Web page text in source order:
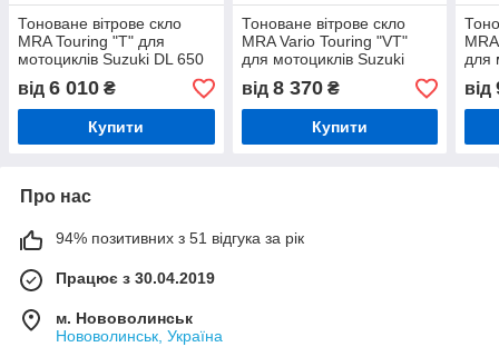
Тоноване вітрове скло
MRA Touring "T" для
мотоциклів Suzuki DL 650
V-Strom/ XT (11-16)
від 6 010 ₴
Купити
Тоноване вітрове скло
MRA Vario Touring "VT"
для мотоциклів Suzuki
GSX 650 F/ 1250 F (10-)
від 8 370₴
Купити
для
від
Про нас
94% позитивних з 51 відгука за рік
Працює з 30.04.2019
м. Нововолинськ
Нововолинськ, Україна